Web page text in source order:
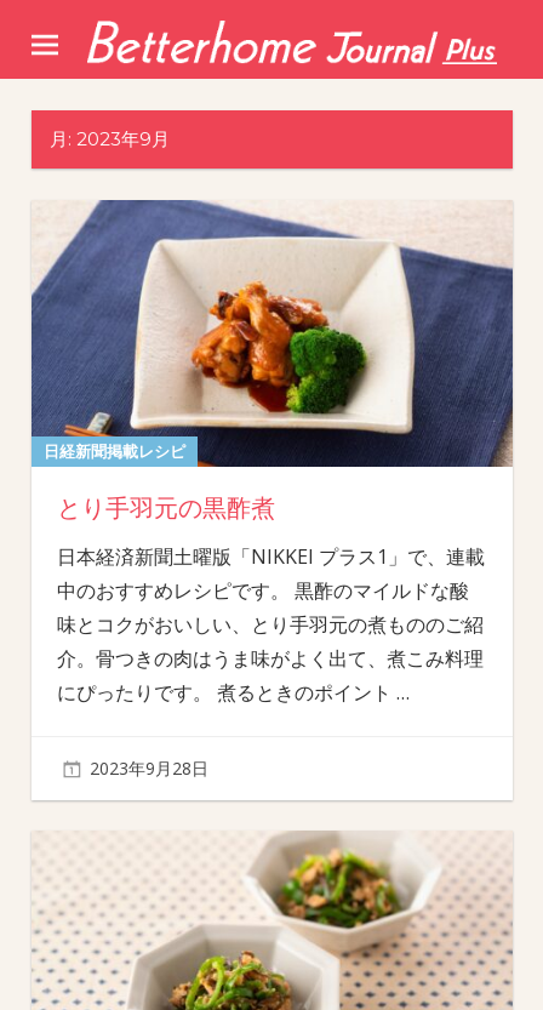
content
月: 2023年9月
日経新聞掲載レシピ
とり手羽元の黒酢煮
日本経済新聞土曜版「NIKKEI プラス1」で、連載
中のおすすめレシピです。 黒酢のマイルドな酸
味とコクがおいしい、とり手羽元の煮もののご紹
介。骨つきの肉はうま味がよく出て、煮こみ料理
にぴったりです。 煮るときのポイント …
2023年9月28日